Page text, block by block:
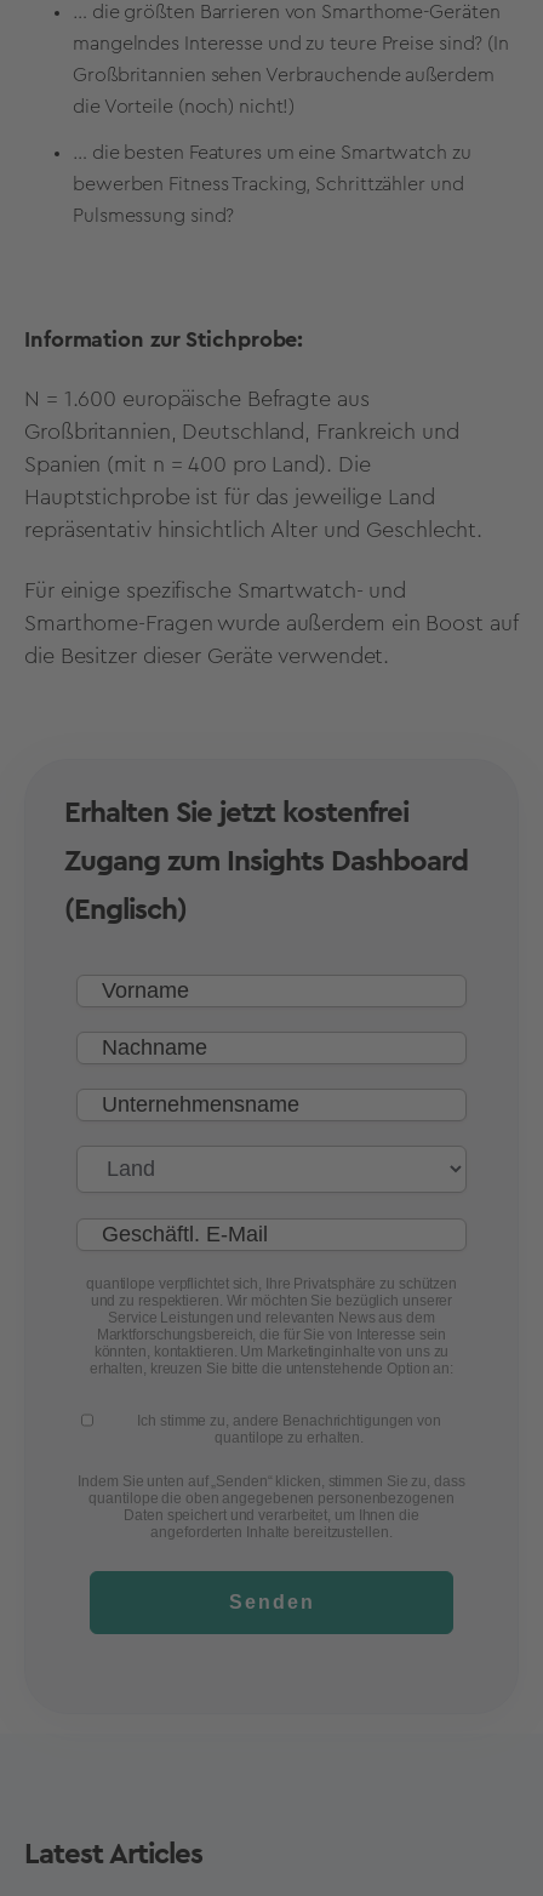
… die größten Barrieren von Smarthome-Geräten
mangelndes Interesse und zu teure Preise sind? (In
Großbritannien sehen Verbrauchende außerdem
die Vorteile (noch) nicht!)
… die besten Features um eine Smartwatch zu
bewerben Fitness Tracking, Schrittzähler und
Pulsmessung sind?
Information zur Stichprobe:
N = 1.600 europäische Befragte aus
Großbritannien, Deutschland, Frankreich und
Spanien (mit n = 400 pro Land). Die
Hauptstichprobe ist für das jeweilige Land
repräsentativ hinsichtlich Alter und Geschlecht.
Für einige spezifische Smartwatch- und
Smarthome-Fragen wurde außerdem ein Boost auf
die Besitzer dieser Geräte verwendet.
Erhalten Sie jetzt kostenfrei
Zugang zum Insights Dashboard
(Englisch)
quantilope verpflichtet sich, Ihre Privatsphäre zu schützen
und zu respektieren. Wir möchten Sie bezüglich unserer
Service Leistungen und relevanten News aus dem
Marktforschungsbereich, die für Sie von Interesse sein
könnten, kontaktieren. Um Marketinginhalte von uns zu
erhalten, kreuzen Sie bitte die untenstehende Option an:
Ich stimme zu, andere Benachrichtigungen von
quantilope zu erhalten.
Indem Sie unten auf „Senden“ klicken, stimmen Sie zu, dass
quantilope die oben angegebenen personenbezogenen
Daten speichert und verarbeitet, um Ihnen die
angeforderten Inhalte bereitzustellen.
Senden
Latest Articles